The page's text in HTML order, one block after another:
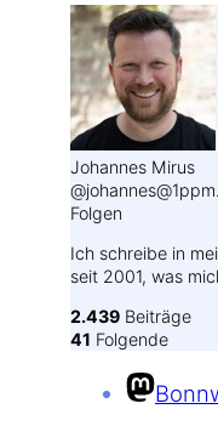
Johannes Mirus
Folgen
Ich schreibe in
seit 2001, was
2.439 Beiträge
41 Folgende